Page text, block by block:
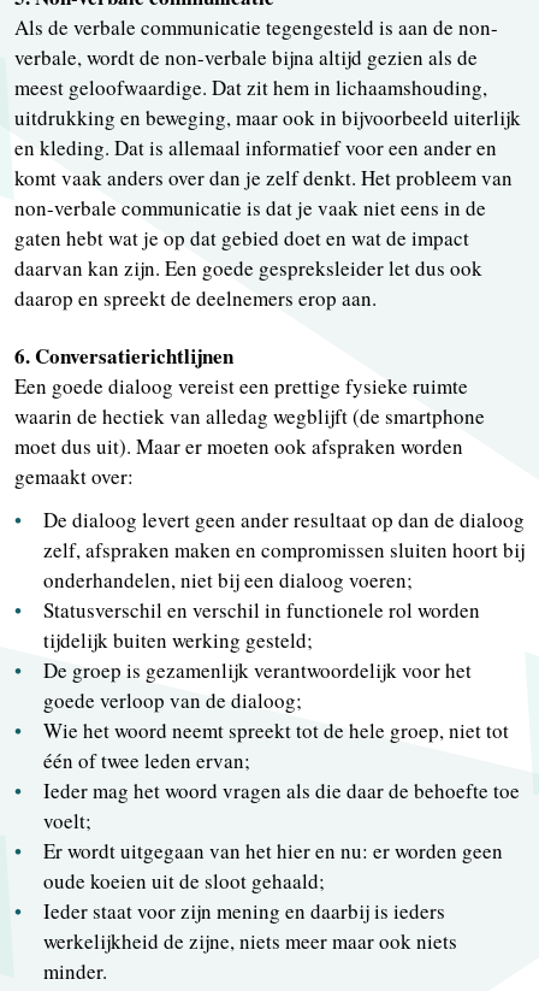
Als de verbale communicatie tegengesteld is aan de non-
verbale, wordt de non-verbale bijna altijd gezien als de
meest geloofwaardige. Dat zit hem in lichaamshouding,
uitdrukking en beweging, maar ook in bijvoorbeeld uiterlijk
en kleding. Dat is allemaal informatief voor een ander en
komt vaak anders over dan je zelf denkt. Het probleem van
non-verbale communicatie is dat je vaak niet eens in de
gaten hebt wat je op dat gebied doet en wat de impact
daarvan kan zijn. Een goede gespreksleider let dus ook
daarop en spreekt de deelnemers erop aan.
6. Conversatierichtlijnen
Een goede dialoog vereist een prettige fysieke ruimte
waarin de hectiek van alledag wegblijft (de smartphone
moet dus uit). Maar er moeten ook afspraken worden
gemaakt over:
De dialoog levert geen ander resultaat op dan de dialoog
zelf, afspraken maken en compromissen sluiten hoort bij
onderhandelen, niet bij een dialoog voeren;
Statusverschil en verschil in functionele rol worden
tijdelijk buiten werking gesteld;
De groep is gezamenlijk verantwoordelijk voor het
goede verloop van de dialoog;
Wie het woord neemt spreekt tot de hele groep, niet tot
één of twee leden ervan;
Ieder mag het woord vragen als die daar de behoefte toe
voelt;
Er wordt uitgegaan van het hier en nu: er worden geen
oude koeien uit de sloot gehaald;
Ieder staat voor zijn mening en daarbij is ieders
werkelijkheid de zijne, niets meer maar ook niets
minder.